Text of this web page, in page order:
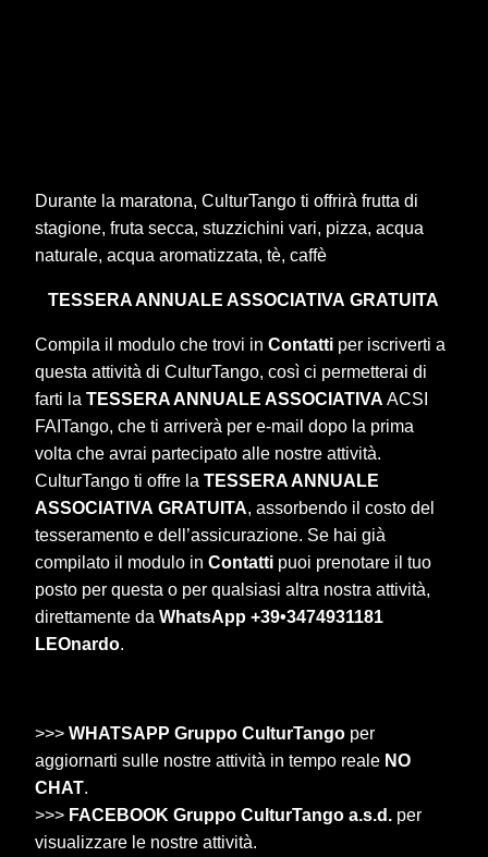
Durante la maratona, CulturTango ti offrirà frutta di
stagione, fruta secca, stuzzichini vari, pizza, acqua
naturale, acqua aromatizzata, tè, caffè
TESSERA ANNUALE ASSOCIATIVA GRATUITA
Compila il modulo che trovi inContatti per iscriverti a
questa attività di CulturTango, così ci permetterai di
farti laTESSERA ANNUALE ASSOCIATIVA ACSI
FAITango, che ti arriverà per e-mail dopo la prima
volta che avrai partecipato alle nostre attività.
CulturTango ti offre laTESSERA ANNUALE
ASSOCIATIVA GRATUITA, assorbendo il costo del
tesseramento e dell’assicurazione. Se hai già
compilato il modulo inContatti puoi prenotare il tuo
posto per questa o per qualsiasi altra nostra attività,
direttamente da WhatsApp +39•3474931181
LEOnardo.
>>>WHATSAPP Gruppo CulturTango per
aggiornarti sulle nostre attività in tempo reale NO
CHAT.
>>> FACEBOOK Gruppo CulturTango a.s.d. per
visualizzare le nostre attività.